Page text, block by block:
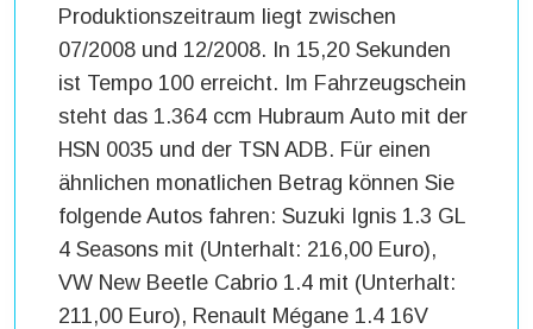
Produktionszeitraum liegt zwischen
07/2008 und 12/2008. In 15,20 Sekunden
ist Tempo 100 erreicht. Im Fahrzeugschein
steht das 1.364 ccm Hubraum Auto mit der
HSN 0035 und der TSN ADB. Für einen
ähnlichen monatlichen Betrag können Sie
folgende Autos fahren: Suzuki Ignis 1.3 GL
4 Seasons mit (Unterhalt: 216,00 Euro),
VW New Beetle Cabrio 1.4 mit (Unterhalt:
211,00 Euro), Renault Mégane 1.4 16V